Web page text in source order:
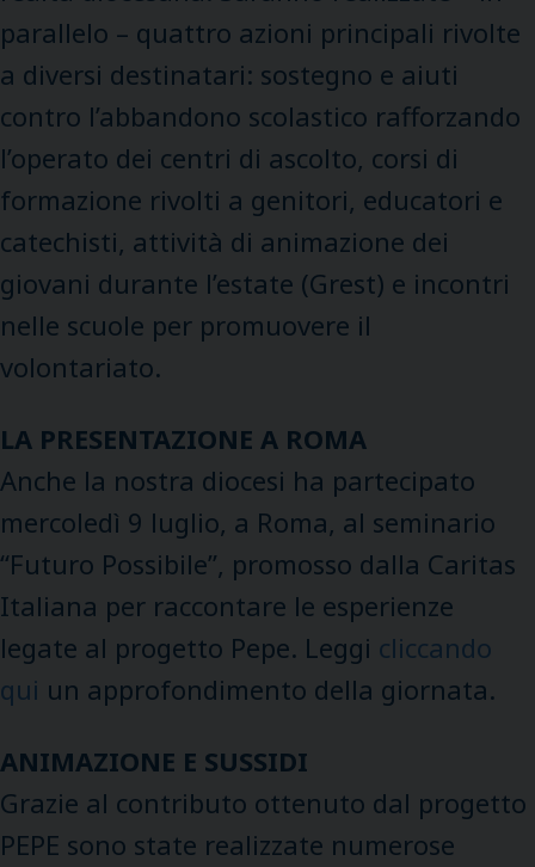
parallelo – quattro azioni principali rivolte
a diversi destinatari: sostegno e aiuti
contro l’abbandono scolastico rafforzando
l’operato dei centri di ascolto, corsi di
formazione rivolti a genitori, educatori e
catechisti, attività di animazione dei
giovani durante l’estate (Grest) e incontri
nelle scuole per promuovere il
volontariato.
LA PRESENTAZIONE A ROMA
Anche la nostra diocesi ha partecipato
mercoledì 9 luglio, a Roma, al seminario
“Futuro Possibile”, promosso dalla Caritas
Italiana per raccontare le esperienze
legate al progetto Pepe. Leggi cliccando
qui un approfondimento della giornata.
ANIMAZIONE E SUSSIDI
Grazie al contributo ottenuto dal progetto
PEPE sono state realizzate numerose